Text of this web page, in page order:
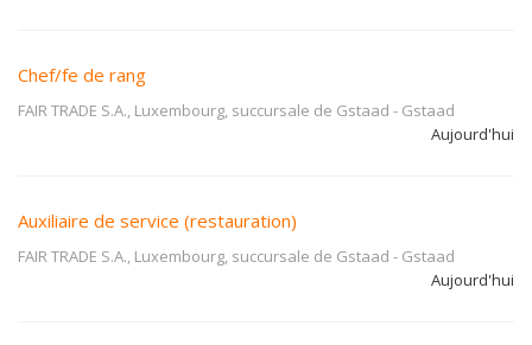
Chef/fe de rang
FAIR TRADE S.A., Luxembourg, succursale de Gstaad - Gstaad
Aujourd'hui
Auxiliaire de service (restauration)
FAIR TRADE S.A., Luxembourg, succursale de Gstaad - Gstaad
Aujourd'hui